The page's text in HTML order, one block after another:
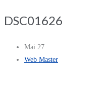
DSC01626
Mai 27
Web Master